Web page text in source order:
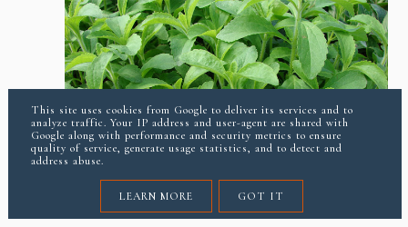
This site uses cookies from Google to deliver its services and to
analyze traffic. Your IP address and user-agent are shared with
Google along with performance and security metrics to ensure
quality of service, generate usage statistics, and to detect and
address abuse.
LEARN MORE GOT IT